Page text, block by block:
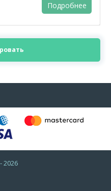
Подробнее
2026